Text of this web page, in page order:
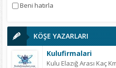
Beni hatırla
KÖŞE YAZARLARI
Kulufirmalari
Kulu Elazığ Arası Kaç